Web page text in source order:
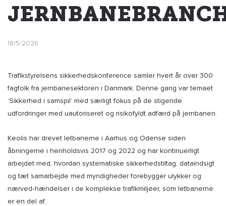
18/5/2026
Trafikstyrelsens sikkerhedskonference samler hvert år over 300
fagfolk fra jernbanesektoren i Danmark. Denne gang var temaet
’Sikkerhed i samspil’ med særligt fokus på de stigende
udfordringer med uautoriseret og risikofyldt adfærd på jernbanen.
Keolis har drevet letbanerne i Aarhus og Odense siden
åbningerne i henholdsvis 2017 og 2022 og har kontinuerligt
arbejdet med, hvordan systematiske sikkerhedstiltag, dataindsigt
og tæt samarbejde med myndigheder forebygger ulykker og
nærved‑hændelser i de komplekse trafikmiljøer, som letbanerne
er en del af.